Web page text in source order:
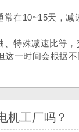
在10~15天，减
特殊减速比等，
这一时间会根据
机工厂吗？